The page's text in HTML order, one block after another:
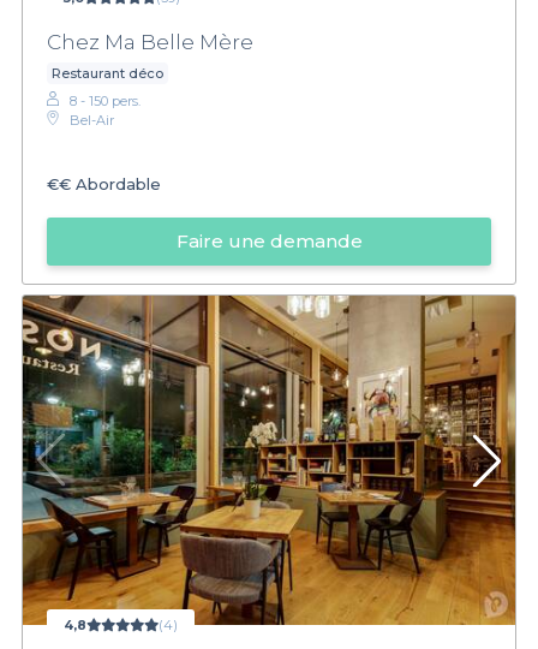
Chez Ma Belle Mère
Restaurant déco
8 - 150 pers.
Bel-Air
€€ Abordable
Faire une demande
4,8 (4)